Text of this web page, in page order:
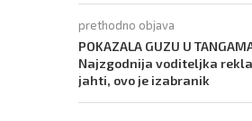
prethodno objava
POKAZALA GUZU U
Najzgodnija voditeljka rekla
jahti, ovo je izabranik